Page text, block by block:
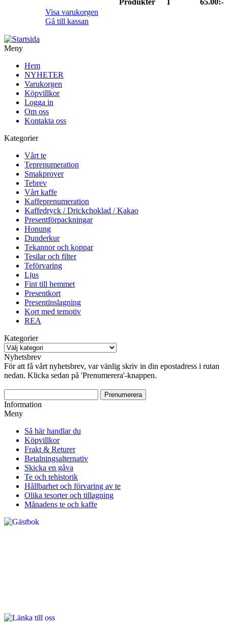
Produkter
1
65.00:-
Visa varukorgen
Gå till kassan
Meny
Hem
NYHETER
Varukorgen
Köpvillkor
Logga in
Om oss
Kontakta oss
Kategorier
Vårt te
Teprenumeration
Smakprover
Tebrev
Vårt kaffe
Kaffeprenumeration
Kaffedryck / Drickchoklad / Kakao
Presentförpackningar
Honung
Dunderkur
Tekannor och koppar
Tesilar och filter
Teförvaring
Ljus
Fint till hemmet
Presentkort
Presentinslagning
Kort med temotiv
REA
Kategorier
Nyhetsbrev
För att få vårt nyhetsbrev, var vänlig skriv in din epostadress i rutan
nedan. Klicka sedan på 'Prenumerera'-knappen.
Information
Meny
Så här handlar du
Köpvillkor
Frakt & Returer
Betalningsalternativ
Skicka en gåva
Te och tehistorik
Hållbarhet och förvaring av te
Olika tesorter och tillagning
Månadens te och kaffe